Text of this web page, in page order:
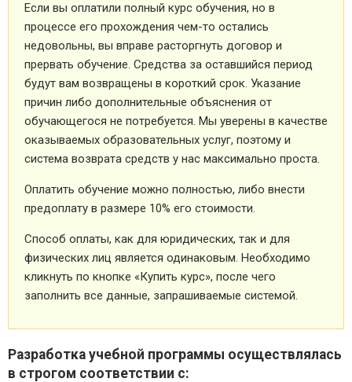
Если вы оплатили полный курс обучения, но в
процессе его прохождения чем-то остались
недовольны, вы вправе расторгнуть договор и
прервать обучение. Средства за оставшийся период
будут вам возвращены в короткий срок. Указание
причин либо дополнительные объяснения от
обучающегося не потребуется. Мы уверены в качестве
оказываемых образовательных услуг, поэтому и
система возврата средств у нас максимально проста.
Оплатить обучение можно полностью, либо внести
предоплату в размере 10% его стоимости.
Способ оплаты, как для юридических, так и для
физических лиц является одинаковым. Необходимо
кликнуть по кнопке «Купить курс», после чего
заполнить все данные, запрашиваемые системой.
Разработка учебной программы осуществлялась
в строгом соответствии с: